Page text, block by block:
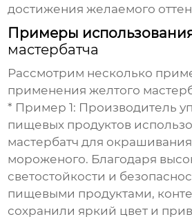
достижения желаемого
Примеры
мастербатча
Рассмотрим несколько
примененияжелтого
* Пример 1: Производитель
пищевых продуктов
мастербатч для
мороженого. Благодаря
светостойкости и
пищевыми продуктами,
сохранили яркий цвет и